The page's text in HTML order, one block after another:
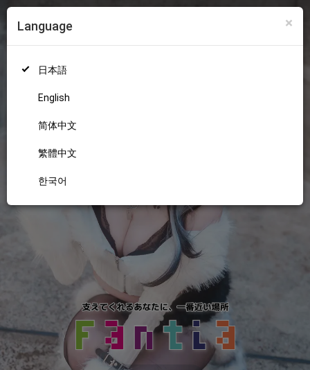
×
Language
日本語
English
简体中文
繁體中文
한국어
18+